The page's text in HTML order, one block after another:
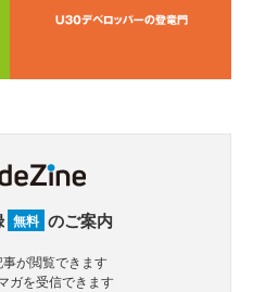
無料 のご案内
事が閲覧できます
ガを受信できます